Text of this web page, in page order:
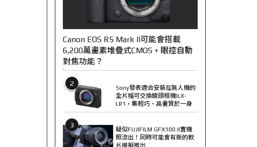
Canon EOS R5 Mark II可能會搭載
6,200萬畫素堆疊式CMOS + 眼控自動
對焦功能？
2
Sony發表適合安裝在無人機的
全片幅可交換鏡頭相機ILX-
LR1，集輕巧、高畫質於一身
3
疑似FUJIFILM GFX100 II實機
照流出！同時可能會有新的軟
片模擬推出